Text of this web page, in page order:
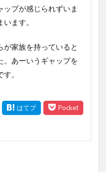
ップが感じられずいま
ます。
家族を持っていると
。あーいうギャップを
。